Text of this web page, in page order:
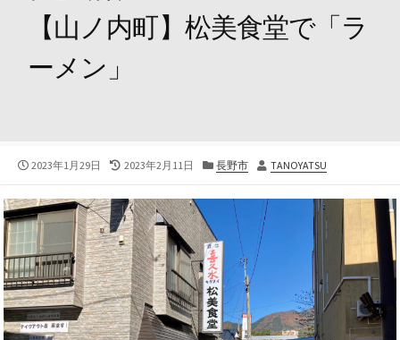
【山ノ内町】松美食堂で「ラ
ーメン」
公
日
2023年1月29日
最
更
新
日
2023年2月11日
カ
ゴ
ー
長野市
投
者
TANOYATSU